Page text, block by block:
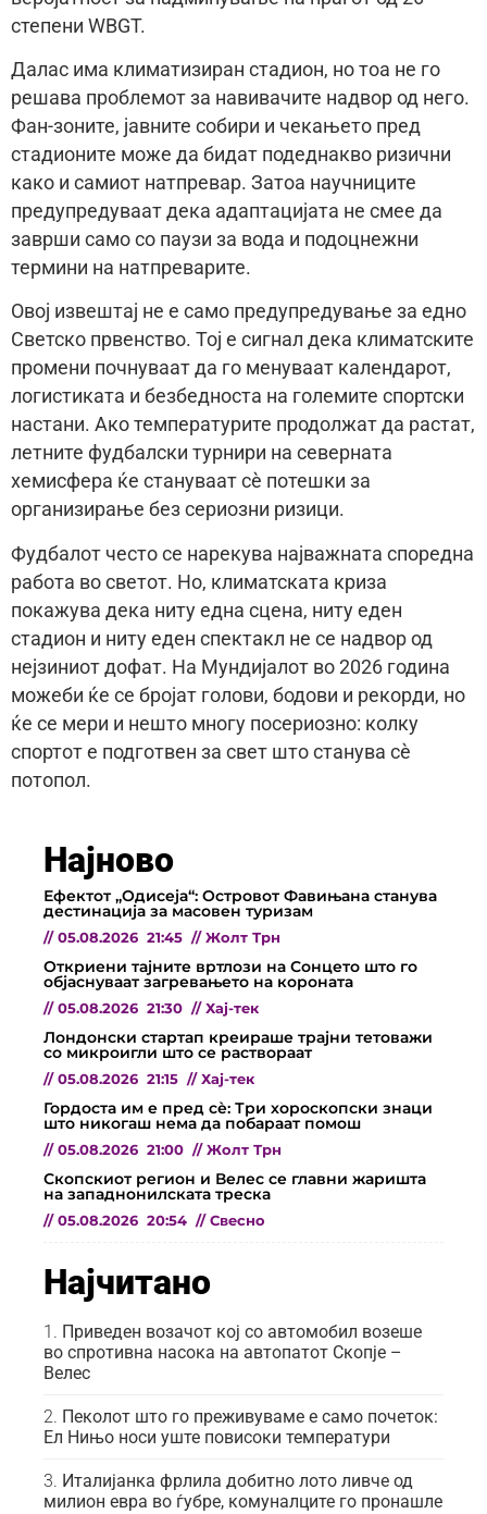
степени WBGT.
Далас има климатизиран стадион, но тоа не го
решава проблемот за навивачите надвор од него.
Фан-зоните, јавните собири и чекањето пред
стадионите може да бидат подеднакво ризични
како и самиот натпревар. Затоа научниците
предупредуваат дека адаптацијата не смее да
заврши само со паузи за вода и подоцнежни
термини на натпреварите.
Овој извештај не е само предупредување за едно
Светско првенство. Тој е сигнал дека климатските
промени почнуваат да го менуваат календарот,
логистиката и безбедноста на големите спортски
настани. Ако температурите продолжат да растат,
летните фудбалски турнири на северната
хемисфера ќе стануваат сè потешки за
организирање без сериозни ризици.
Фудбалот често се нарекува најважната споредна
работа во светот. Но, климатската криза
покажува дека ниту една сцена, ниту еден
стадион и ниту еден спектакл не се надвор од
нејзиниот дофат. На Мундијалот во 2026 година
можеби ќе се бројат голови, бодови и рекорди, но
ќе се мери и нешто многу посериозно: колку
спортот е подготвен за свет што станува сè
потопол.
Најново
Ефектот „Одисеја“: Островот Фавињана станува
дестинација за масовен туризам
// 05.08.2026 21:45 // Жолт Трн
Откриени тајните вртлози на Сонцето што го
објаснуваат загревањето на короната
// 05.08.2026 21:30 // Хај-тек
Лондонски стартап креираше трајни тетоважи
со микроигли што се раствораат
// 05.08.2026 21:15 // Хај-тек
Гордоста им е пред сѐ: Три хороскопски знаци
што никогаш нема да побараат помош
// 05.08.2026 21:00 // Жолт Трн
Скопскиот регион и Велес се главни жаришта
на западнонилската треска
// 05.08.2026 20:54 // Свесно
Најчитано
Приведен возачот кој со автомобил возеше
во спротивна насока на автопатот Скопје –
Велес
Пеколот што го преживуваме е само почеток:
Ел Нињо носи уште повисоки температури
Италијанка фрлила добитно лото ливче од
милион евра во ѓубре, комуналците го пронашле